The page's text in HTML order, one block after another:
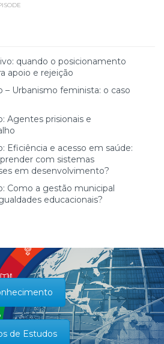
quando o posicionamento
apoio e rejeição
Urbanismo feminista: o caso
Agentes prisionais e
Eficiência e acesso em saúde:
com sistemas
em desenvolvimento?
Como a gestão municipal
educacionais?
de Estudos